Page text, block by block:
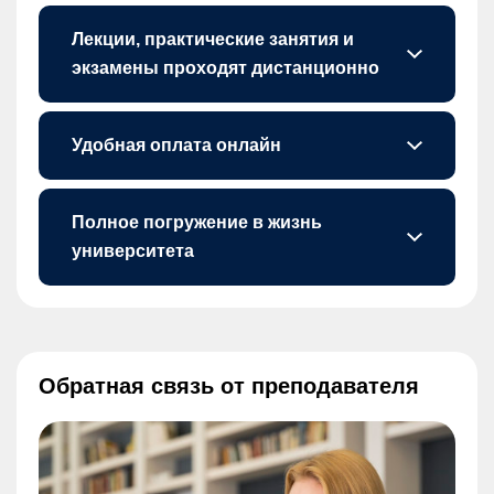
Лекции, практические занятия и
экзамены проходят дистанционно
Удобная оплата онлайн
Полное погружение в жизнь
университета
Обратная связь от преподавателя